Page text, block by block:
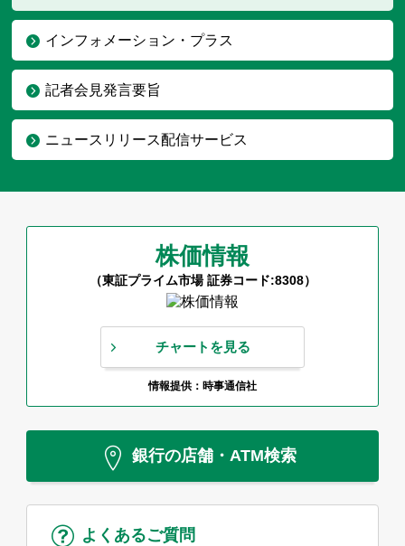
インフォメーション・プラス
記者会見発言要旨
ニュースリリース配信サービス
株価情報
（東証プライム市場 証券コード:8308）
チャートを見る
情報提供：時事通信社
銀行の店舗・ATM検索
よくあるご質問